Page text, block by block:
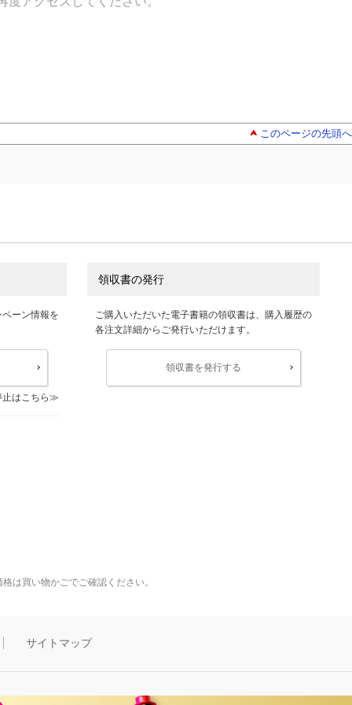
このページの先頭へ
ーン情報を
はこちら
領収書の発行
ご購入いただいた電子書籍の領収書は、購入履歴の
各注文詳細からご発行いただけます。
領収書を発行する
は買い物かごでご確認ください。
サイトマップ